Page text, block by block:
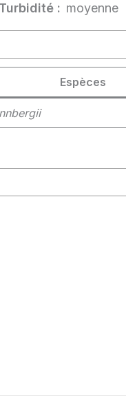
Turbidité : moyenne
Espèces